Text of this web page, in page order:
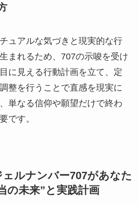
ュアルな気づきと現実的な行
まれるため、707の示唆を受け
に見える行動計画を立て、定
整を行うことで直感を現実に
単なる信仰や願望だけで終わ
です。
ルナンバー707があなた
の未来”と実践計画